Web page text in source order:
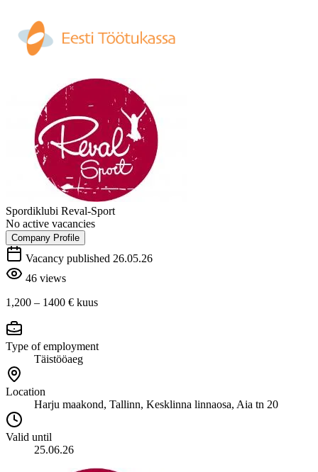
Spordiklubi Reval-Sport
No active vacancies
Company Profile
Vacancy published 26.05.26
46 views
1,200 – 1400 € kuus
Type of employment
Täistööaeg
Location
Harju maakond, Tallinn, Kesklinna linnaosa, Aia tn 20
Valid until
25.06.26